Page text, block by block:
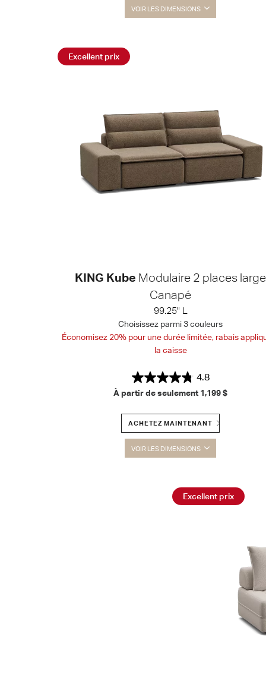
VOIR LES DIMENSIONS
Excellent prix
KING Kube Modulaire 2 places large
Canapé
99.25" L
Choisissez parmi 3 couleurs
Économisez 20% pour une durée limitée, rabais
la caisse
4.8
À partir de seulement1,199 $
ACHETEZ MAINTENANT
VOIR LES DIMENSIONS
Excellent prix